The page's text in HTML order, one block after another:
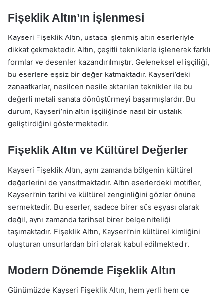
Fişeklik Altın’ın İşlenmesi
Kayseri Fişeklik Altın, ustaca işlenmiş altın eserleriyle
dikkat çekmektedir. Altın, çeşitli tekniklerle işlenerek farklı
formlar ve desenler kazandırılmıştır. Geleneksel el işçiliği,
bu eserlere eşsiz bir değer katmaktadır. Kayseri’deki
zanaatkarlar, nesilden nesile aktarılan teknikler ile bu
değerli metali sanata dönüştürmeyi başarmışlardır. Bu
durum, Kayseri’nin altın işçiliğinde nasıl bir ustalık
geliştirdiğini göstermektedir.
Fişeklik Altın ve Kültürel Değerler
Kayseri Fişeklik Altın, aynı zamanda bölgenin kültürel
değerlerini de yansıtmaktadır. Altın eserlerdeki motifler,
Kayseri’nin tarihi ve kültürel zenginliğini gözler önüne
sermektedir. Bu eserler, sadece birer süs eşyası olarak
değil, aynı zamanda tarihsel birer belge niteliği
taşımaktadır. Fişeklik Altın, Kayseri’nin kültürel kimliğini
oluşturan unsurlardan biri olarak kabul edilmektedir.
Modern Dönemde Fişeklik Altın
Günümüzde Kayseri Fişeklik Altın, hem yerli hem de